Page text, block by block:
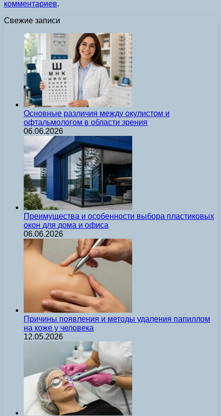
комментариев.
Свежие записи
Основные различия между окулистом и
офтальмологом в области зрения
06.06.2026
Преимущества и особенности выбора пластиковых
окон для дома и офиса
06.06.2026
Причины появления и методы удаления папиллом
на коже у человека
12.05.2026